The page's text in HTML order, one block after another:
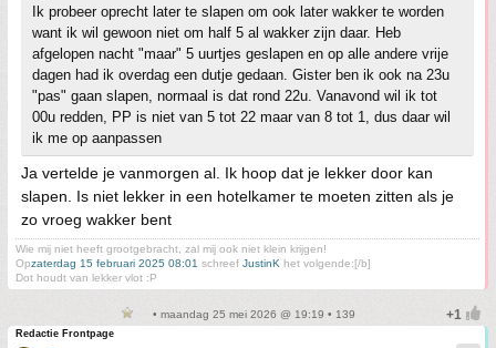
Ik probeer oprecht later te slapen om ook later wakker te worden
want ik wil gewoon niet om half 5 al wakker zijn daar. Heb
afgelopen nacht "maar" 5 uurtjes geslapen en op alle andere vrije
dagen had ik overdag een dutje gedaan. Gister ben ik ook na 23u
"pas" gaan slapen, normaal is dat rond 22u. Vanavond wil ik tot
00u redden, PP is niet van 5 tot 22 maar van 8 tot 1, dus daar wil
ik me op aanpassen
Ja vertelde je vanmorgen al. Ik hoop dat je lekker door kan
slapen. Is niet lekker in een hotelkamer te moeten zitten als je
zo vroeg wakker bent
Wie mij niet heeft grootgebracht, zal mij ook niet klein krijgen!
Opzaterdag 15 februari 2025 08:01 schreef JustinK het volgende:[/b]
Dot houdt van lekker vlot :P
• maandag 25 mei 2026 @ 19:19 • 139
Redactie Frontpage